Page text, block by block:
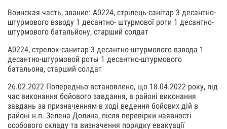
Воинская часть, звание: А0224, стрілець-санітар 3 десантно-
штурмового взводу 1 десантно- штурмової роти 1 десантно-
штурмового батальйону, старший солдат
А0224, стрелок-санитар 3 десантно-штурмового взвода 1
десантно-штурмовой роты 1 десантно-штурмового
батальона, старший солдат
26.02.2022 Попередньо встановлено, що 18.04.2022 року, під
час виконання бойового завдання, в районі виконання
завдань за призначенням в ході ведення бойових дій в
районі н.п. Зелена Долина, після перевірки наявності
особового складу та визначення порядку евакуації